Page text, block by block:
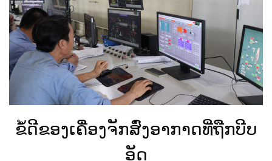
ຂໍ້ດີຂອງເຄື່ອງຈັກສົ່ງອາກາດທີ່ຖືກບີບ
ອັດ